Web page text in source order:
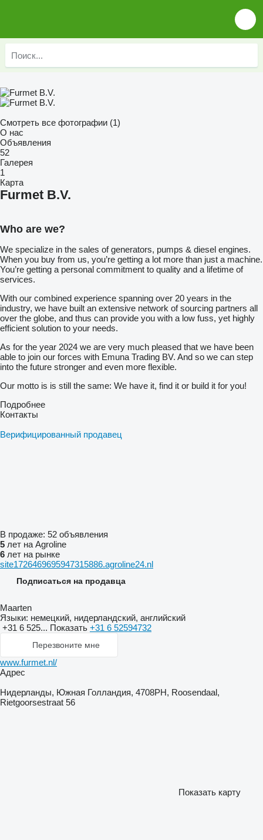
Смотреть все фотографии (1)
О нас
Объявления
52
Галерея
1
Карта
Furmet B.V.
Who are we?
We specialize in the sales of generators, pumps & diesel engines.
When you buy from us, you’re getting a lot more than just a machine.
You’re getting a personal commitment to quality and a lifetime of
services.
With our combined experience spanning over 20 years in the
industry, we have built an extensive network of sourcing partners all
over the globe, and thus can provide you with a low fuss, yet highly
efficient solution to your needs.
As for the year 2024 we are very much pleased that we have been
able to join our forces with Emuna Trading BV. And so we can step
into the future stronger and even more flexible.
Our motto is is still the same: We have it, find it or build it for you!
Подробнее
Контакты
Верифицированный продавец
В продаже: 52 объявления
5 лет на Agroline
6 лет на рынке
site1726469695947315886.agroline24.nl
Подписаться на продавца
Maarten
Языки: немецкий, нидерландский, английский
+31 6 525... Показать +31 6 52594732
Перезвоните мне
www.furmet.nl/
Адрес
Нидерланды, Южная Голландия, 4708PH, Roosendaal,
Rietgoorsestraat 56
Показать карту